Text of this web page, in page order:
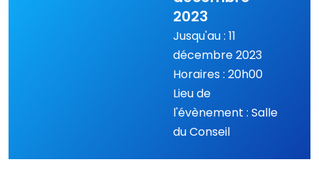
2023
Jusqu'au : 11
décembre 2023
Horaires : 20h00
Lieu de
l'évènement : Salle
du Conseil